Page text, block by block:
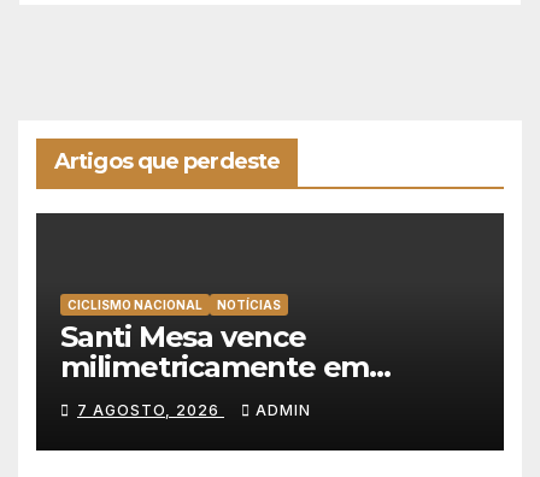
Artigos que perdeste
CICLISMO NACIONAL NOTÍCIAS
Santi Mesa vence
milimetricamente em
Albufeira, Rui Oliveira
mantém a amarela da Volta a
Portugal
7 AGOSTO, 2026 ADMIN